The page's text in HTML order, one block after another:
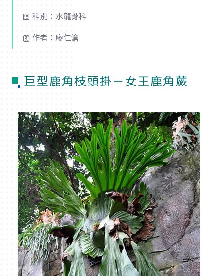
科別：水龍骨科
作者：廖仁滄
巨型鹿角枝頭掛－女王鹿角蕨